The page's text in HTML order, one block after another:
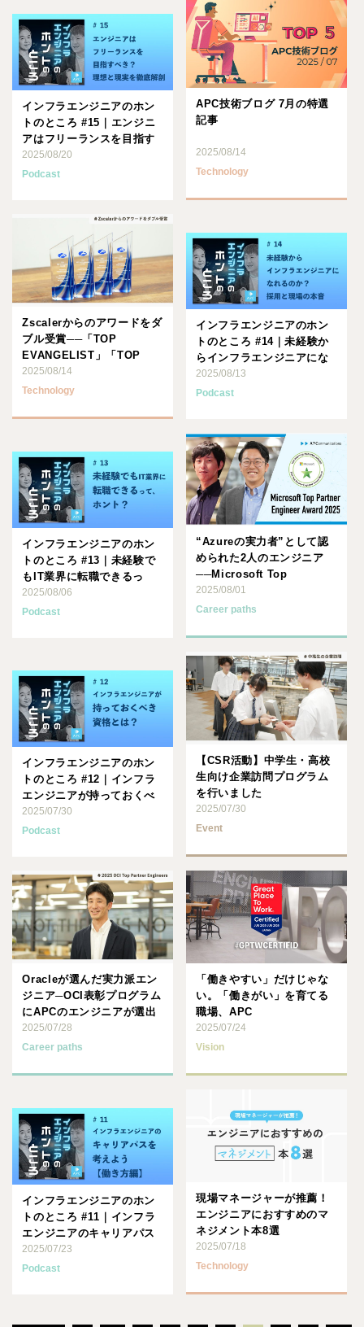
インフラエンジニアのホン
トのところ #15｜エンジニ
アはフリーランスを目指す
べき？ 理想と現実を徹
底･･･
2025/08/20
Podcast
APC技術ブログ 7月の特選
記事
2025/08/14
Technology
Zscalerからのアワードをダ
ブル受賞──「TOP
EVANGELIST」「TOP
SALES E･･･
2025/08/14
Technology
インフラエンジニアのホン
トのところ #14｜未経験か
らインフラエンジニアにな
れるのか？採用と現場の
本･･･
2025/08/13
Podcast
インフラエンジニアのホン
トのところ #13｜未経験で
もIT業界に転職できるっ
て、ホント？
2025/08/06
Podcast
“Azureの実力者”として認
められた2人のエンジニア
──Microsoft Top
Partner･･･
2025/08/01
Career paths
インフラエンジニアのホン
トのところ #12｜インフラ
エンジニアが持っておくべ
き資格とは？
2025/07/30
Podcast
【CSR活動】中学生・高校
生向け企業訪問プログラム
を行いました
2025/07/30
Event
Oracleが選んだ実力派エン
ジニア─OCI表彰プログラム
にAPCのエンジニアが選出
されました
2025/07/28
Career paths
「働きやすい」だけじゃな
い。「働きがい」を育てる
職場、APC
2025/07/24
Vision
インフラエンジニアのホン
トのところ #11｜インフラ
エンジニアのキャリアパス
を考えよう【働き方編】
2025/07/23
Podcast
現場マネージャーが推薦！
エンジニアにおすすめのマ
ネジメント本8選
2025/07/18
Technology